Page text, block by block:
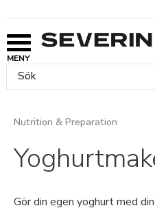
Nutrition & Preparation
Gör din egen yoghurt med